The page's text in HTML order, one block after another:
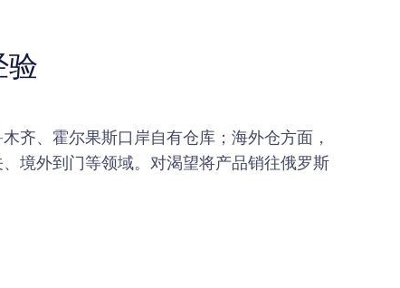
验
齐、霍尔果斯口岸自有仓库；海外仓方面，
境外到门等领域。对渴望将产品销往俄罗斯